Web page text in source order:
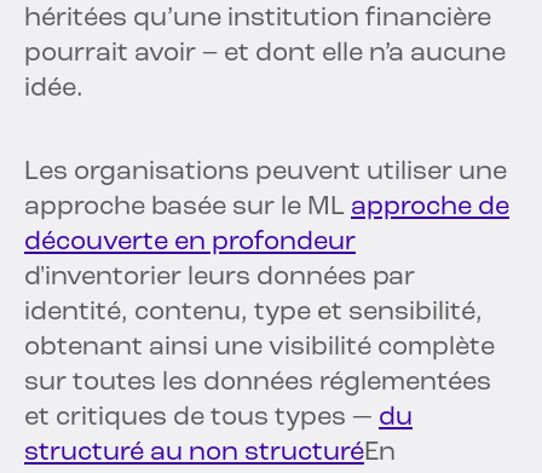
héritées qu’une institution financière
pourrait avoir – et dont elle n’a aucune
idée.
Les organisations peuvent utiliser une
approche basée sur le ML approche de
découverte en profondeur
d'inventorier leurs données par
identité, contenu, type et sensibilité,
obtenant ainsi une visibilité complète
sur toutes les données réglementées
et critiques de tous types — du
structuré au non structuréEn